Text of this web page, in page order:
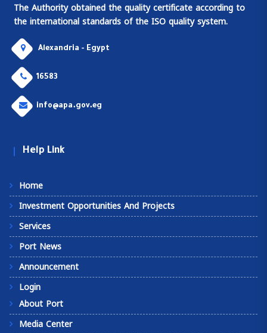
The Authority obtained the quality certificate according to
the international standards of the ISO quality system.
Alexandria - Egypt
16583
info@apa.gov.eg
Help Link
Home
Investment Opportunities And Projects
Services
Port News
Announcement
Login
About Port
Media Center